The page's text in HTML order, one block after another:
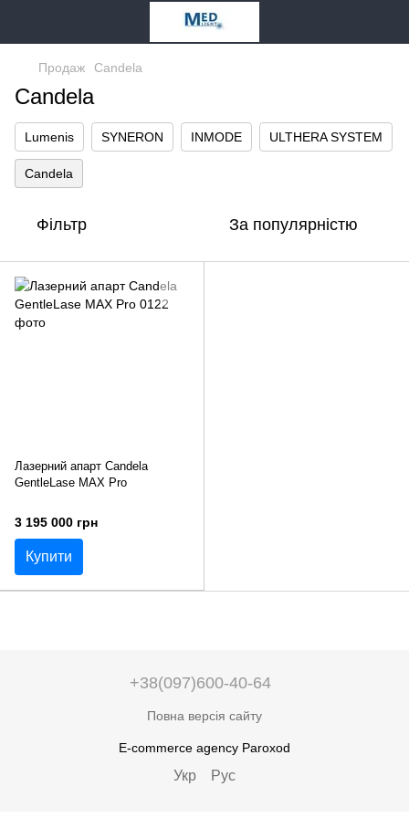
Продаж Candela
Candela
Lumenis SYNERON INMODE ULTHERA SYSTEM
Candela
Фільтр За популярністю
Лазерний апарт Candela
GentleLase MAX Pro
3 195 000 грн
Купити
+38(097)600-40-64
Повна версія сайту
E-commerce agency Paroxod
Укр Рус